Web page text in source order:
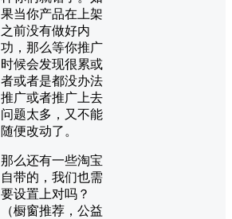
果当你产品在上架
之前没有做好内
功，那么等你推广
时候会发现很累或
者或者是都没办法
推广或者推广上去
问题太多，又不能
随便改动了。
那么还有一些淘宝
自带的，我们也需
要设置上对吗？
（橱窗推荐，公益